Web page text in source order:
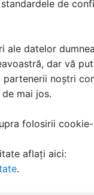
de
ale datelor
dar vă
noștri
mai jos.
folosirii
aflați aici:
.